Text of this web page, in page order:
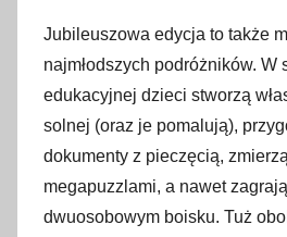
Jubileuszowa edycja to także
najmłodszych podróżników. W
edukacyjnej dzieci stworzą
solnej (oraz je pomalują),
dokumenty z pieczęcią,
megapuzzlami, a nawet
dwuosobowym boisku. Tuż